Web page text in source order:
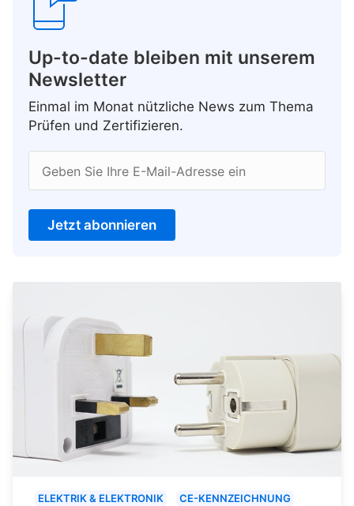
Up-to-date bleiben mit unserem
Newsletter
Einmal im Monat nützliche News zum Thema
Prüfen und Zertifizieren.
Geben Sie Ihre E-Mail-Adresse ein
Jetzt abonnieren
ELEKTRIK & ELEKTRONIK
CE-KENNZEICHNUNG